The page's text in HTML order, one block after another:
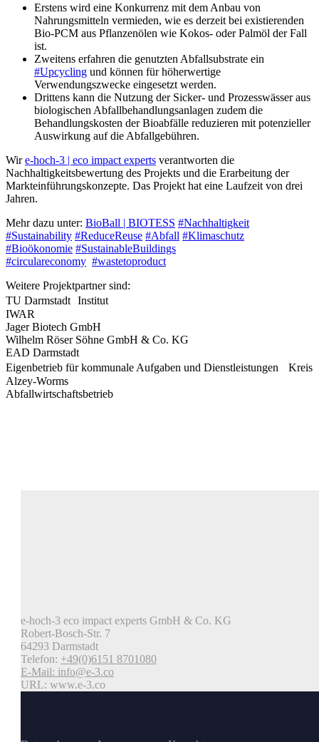
Erstens wird eine Konkurrenz mit dem Anbau von
Nahrungsmitteln vermieden, wie es derzeit bei existierenden
Bio-PCM aus Pflanzenölen wie Kokos- oder Palmöl der Fall
ist.
Zweitens erfahren die genutzten Abfallsubstrate ein
#Upcycling und können für höherwertige
Verwendungszwecke eingesetzt werden.
Drittens kann die Nutzung der Sicker- und Prozesswässer aus
biologischen Abfallbehandlungsanlagen zudem die
Behandlungskosten der Bioabfälle reduzieren mit potenzieller
Auswirkung auf die Abfallgebühren.
Wire-hoch-3 | eco impact experts verantworten die
Nachhaltigkeitsbewertung des Projekts und die Erarbeitung der
Markteinführungskonzepte. Das Projekt hat eine Laufzeit von drei
Jahren.
Mehr dazu unter: BioBall | BIOTESS #Nachhaltigkeit
#Sustainability #ReduceReuse #Abfall #Klimaschutz
#Bioökonomie #SustainableBuildings
#circulareconomy #wastetoproduct
Weitere Projektpartner sind:
TU Darmstadt Institut
IWAR
Jager Biotech GmbH
Wilhelm Röser Söhne GmbH & Co. KG
EAD Darmstadt
Eigenbetrieb für kommunale Aufgaben und Dienstleistungen Kreis
Alzey-Worms
Abfallwirtschaftsbetrieb
e-hoch-3 eco impact experts GmbH & Co. KG
Robert-Bosch-Str. 7
64293 Darmstadt
Telefon: +49(0)6151 8701080
E-Mail: info@e-3.co
URL: www.e-3.co